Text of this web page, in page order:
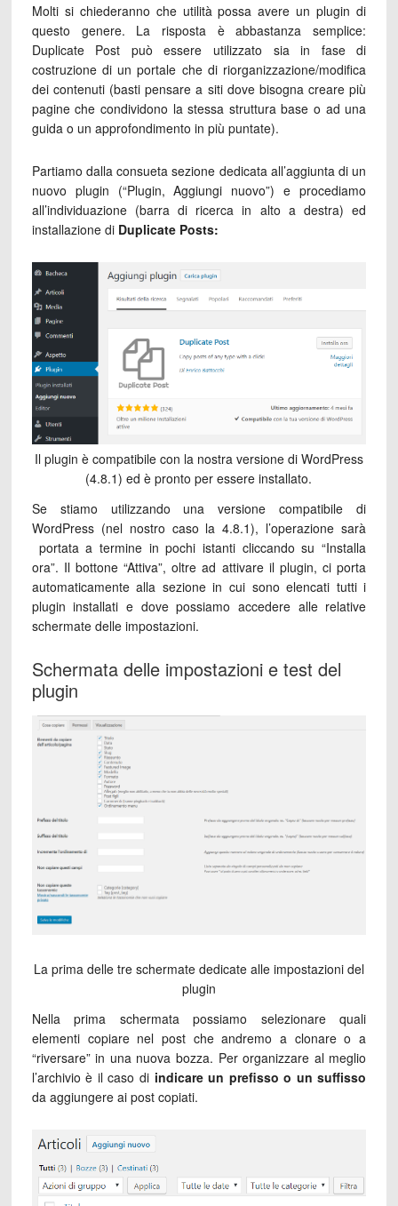
Molti si chiederanno che utilità possa avere un plugin di
questo genere. La risposta è abbastanza semplice:
Duplicate Post può essere utilizzato sia in fase di
costruzione di un portale che di riorganizzazione/modifica
dei contenuti (basti pensare a siti dove bisogna creare più
pagine che condividono la stessa struttura base o ad una
guida o un approfondimento in più puntate).
Partiamo dalla consueta sezione dedicata all’aggiunta di un
nuovo plugin (“Plugin, Aggiungi nuovo”) e procediamo
all’individuazione (barra di ricerca in alto a destra) ed
installazione di Duplicate Posts:
Il plugin è compatibile con la nostra versione di WordPress
(4.8.1) ed è pronto per essere installato.
Se stiamo utilizzando una versione compatibile di
WordPress (nel nostro caso la 4.8.1), l’operazione sarà
portata a termine in pochi istanti cliccando su “Installa
ora”. Il bottone “Attiva”, oltre ad attivare il plugin, ci porta
automaticamente alla sezione in cui sono elencati tutti i
plugin installati e dove possiamo accedere alle relative
schermate delle impostazioni.
Schermata delle impostazioni e test del
plugin
La prima delle tre schermate dedicate alle impostazioni del
plugin
Nella prima schermata possiamo selezionare quali
elementi copiare nel post che andremo a clonare o a
“riversare” in una nuova bozza. Per organizzare al meglio
l’archivio è il caso di indicare un prefisso o un suffisso
da aggiungere ai post copiati.